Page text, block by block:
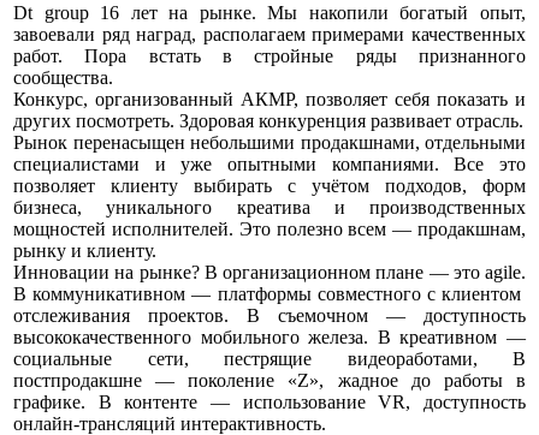
Dt group 16 лет на рынке. Мы накопили богатый опыт,
завоевали ряд наград, располагаем примерами качественных
работ. Пора встать в стройные ряды признанного
сообщества.
Конкурс, организованный АКМР, позволяет себя показать и
других посмотреть. Здоровая конкуренция развивает отрасль.
Рынок перенасыщен небольшими продакшнами, отдельными
специалистами и уже опытными компаниями. Все это
позволяет клиенту выбирать с учётом подходов, форм
бизнеса, уникального креатива и производственных
мощностей исполнителей. Это полезно всем — продакшнам,
рынку и клиенту.
Инновации на рынке? В организационном плане — это agile.
В коммуникативном — платформы совместного с клиентом
отслеживания проектов. В съемочном — доступность
высококачественного мобильного железа. В креативном —
социальные сети, пестрящие видеоработами, В
постпродакшне — поколение «Z», жадное до работы в
графике. В контенте — использование VR, доступность
онлайн-трансляций интерактивность.